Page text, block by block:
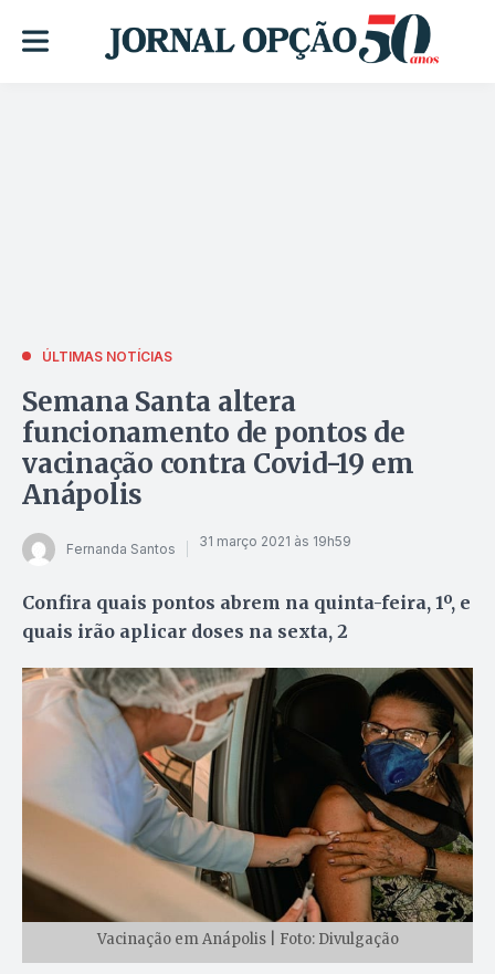
ÚLTIMAS NOTÍCIAS
Semana Santa altera
funcionamento de pontos de
vacinação contra Covid-19 em
Anápolis
Fernanda Santos 31 março 2021 às 19h59
Confira quais pontos abrem na quinta-feira, 1º, e
quais irão aplicar doses na sexta, 2
Vacinação em Anápolis | Foto: Divulgação